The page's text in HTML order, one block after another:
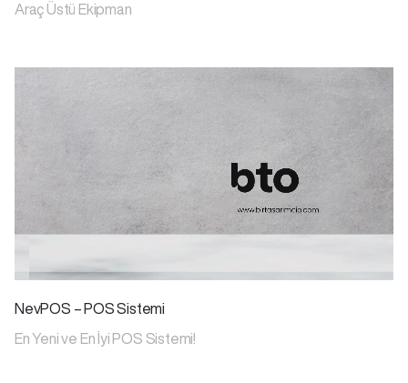
Araç Üstü Ekipman
NevPOS – POS Sistemi
En Yeni ve En İyi POS Sistemi!